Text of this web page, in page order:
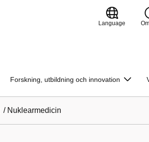
Language
Forskning, utbildning och innovation
/ Nuklearmedicin